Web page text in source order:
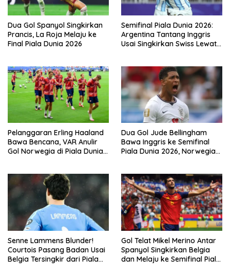
Dua Gol Spanyol Singkirkan
Prancis, La Roja Melaju ke
Final Piala Dunia 2026
Semifinal Piala Dunia 2026:
Argentina Tantang Inggris
Usai Singkirkan Swiss Lewat
Pelanggaran Erling Haaland
Bawa Bencana, VAR Anulir
Gol Norwegia di Piala Dunia
Dua Gol Jude Bellingham
Bawa Inggris ke Semifinal
Piala Dunia 2026, Norwegia
Senne Lammens Blunder!
Courtois Pasang Badan Usai
Belgia Tersingkir dari Piala
Gol Telat Mikel Merino Antar
Spanyol Singkirkan Belgia
dan Melaju ke Semifinal Piala